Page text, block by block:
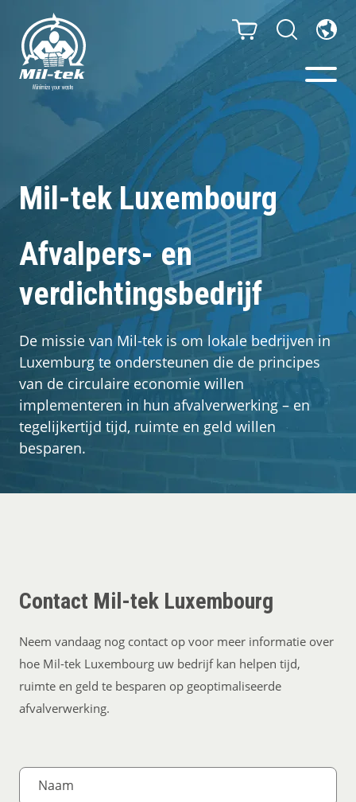
Balen- en afvalpersen
Webshop
Sorteeroplossingen
Uw onderneming
Materialen
Getuigenissen
Contact
Mil-tek Luxembourg
Afvalpers- en
verdichtingsbedrijf
De missie van Mil-tek is om lokale bedrijven in
Luxemburg te ondersteunen die de principes
van de circulaire economie willen
implementeren in hun afvalverwerking – en
tegelijkertijd tijd, ruimte en geld willen
besparen.
Contact Mil-tek Luxembourg
Neem vandaag nog contact op voor meer informatie over
hoe Mil-tek Luxembourg uw bedrijf kan helpen tijd,
ruimte en geld te besparen op geoptimaliseerde
afvalverwerking.